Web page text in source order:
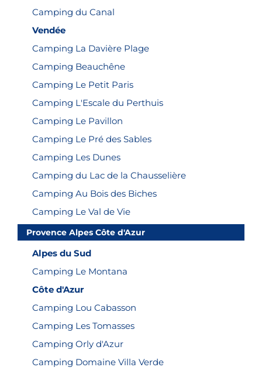
Camping du Canal
Vendée
Camping La Davière Plage
Camping Beauchêne
Camping Le Petit Paris
Camping L'Escale du Perthuis
Camping Le Pavillon
Camping Le Pré des Sables
Camping Les Dunes
Camping du Lac de la Chausselière
Camping Au Bois des Biches
Camping Le Val de Vie
Provence Alpes Côte d'Azur
Alpes du Sud
Camping Le Montana
Côte d'Azur
Camping Lou Cabasson
Camping Les Tomasses
Camping Orly d'Azur
Camping Domaine Villa Verde